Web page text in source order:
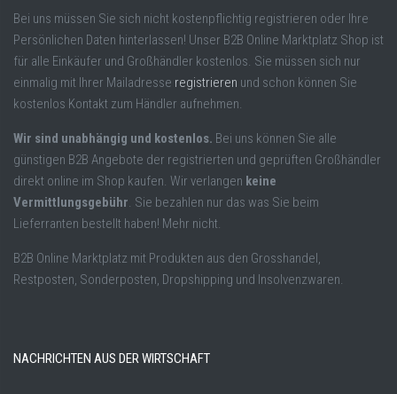
Bei uns müssen Sie sich nicht kostenpflichtig registrieren oder Ihre
Persönlichen Daten hinterlassen! Unser B2B Online Marktplatz Shop ist
für alle Einkäufer und Großhändler kostenlos. Sie müssen sich nur
einmalig mit Ihrer Mailadresse registrieren und schon können Sie
kostenlos Kontakt zum Händler aufnehmen.
Wir sind unabhängig und kostenlos. Bei uns können Sie alle
günstigen B2B Angebote der registrierten und geprüften Großhändler
direkt online im Shop kaufen. Wir verlangen keine
Vermittlungsgebühr. Sie bezahlen nur das was Sie beim
Lieferranten bestellt haben! Mehr nicht.
B2B Online Marktplatz mit Produkten aus den Grosshandel,
Restposten, Sonderposten, Dropshipping und Insolvenzwaren.
NACHRICHTEN AUS DER WIRTSCHAFT